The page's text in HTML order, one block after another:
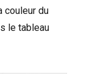
couleur du
le tableau